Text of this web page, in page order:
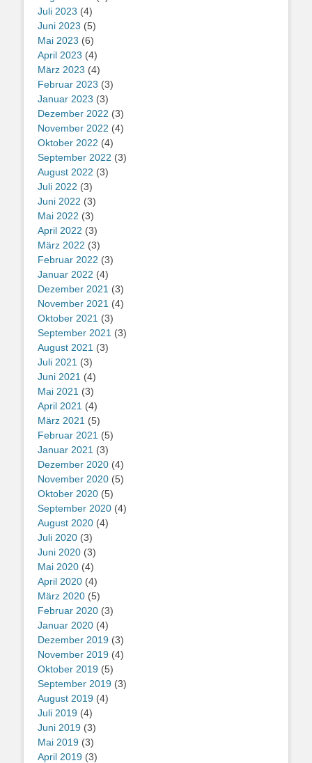
Juli 2023 (4)
Juni 2023 (5)
Mai 2023 (6)
April 2023 (4)
März 2023 (4)
Februar 2023 (3)
Januar 2023 (3)
Dezember 2022 (3)
November 2022 (4)
Oktober 2022 (4)
September 2022 (3)
August 2022 (3)
Juli 2022 (3)
Juni 2022 (3)
Mai 2022 (3)
April 2022 (3)
März 2022 (3)
Februar 2022 (3)
Januar 2022 (4)
Dezember 2021 (3)
November 2021 (4)
Oktober 2021 (3)
September 2021 (3)
August 2021 (3)
Juli 2021 (3)
Juni 2021 (4)
Mai 2021 (3)
April 2021 (4)
März 2021 (5)
Februar 2021 (5)
Januar 2021 (3)
Dezember 2020 (4)
November 2020 (5)
Oktober 2020 (5)
September 2020 (4)
August 2020 (4)
Juli 2020 (3)
Juni 2020 (3)
Mai 2020 (4)
April 2020 (4)
März 2020 (5)
Februar 2020 (3)
Januar 2020 (4)
Dezember 2019 (3)
November 2019 (4)
Oktober 2019 (5)
September 2019 (3)
August 2019 (4)
Juli 2019 (4)
Juni 2019 (3)
Mai 2019 (3)
April 2019 (3)